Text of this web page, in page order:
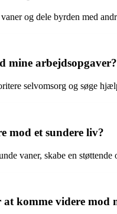
og dele byrden med
mine arbejdsopgaver?
selvomsorg og søge
mod et sundere liv?
vaner, skabe en
komme videre mod